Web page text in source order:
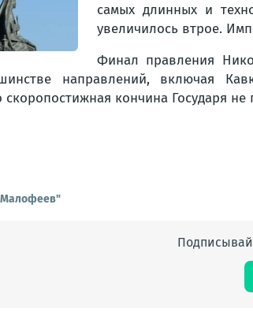
самых длинных и
увеличилось втрое.
Финал правления
направлений, включая
кончина Государя
Малофеев"